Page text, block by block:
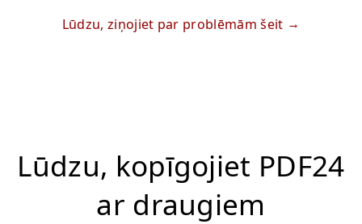
Lūdzu, ziņojiet par problēmām šeit
Lūdzu, kopīgojiet PDF24
ar draugiem